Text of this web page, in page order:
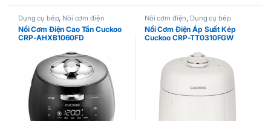
Dụng cụ bếp, Nồi cơm điện
Nồi Cơm Điện Cao Tần Cuckoo
CRP-AHXB1060FD
Nồi cơm điện, Dụng cụ bếp
Nồi Cơm Điện Áp Suất Kép
Cuckoo CRP-TT0310FGW